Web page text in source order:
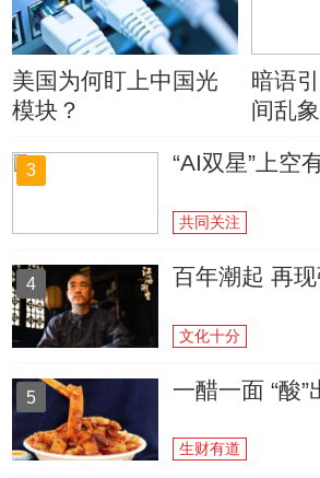
美国为何盯上中国光
模块？
暗语
间乱象
3 “AI双星”上空
共同关注
4 百年潮起 再
文化十分
5 一醋一面 “酸
生财有道